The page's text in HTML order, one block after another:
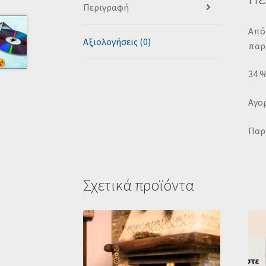
Περιγραφή
Αξιολογήσεις (0)
Από
34
Σχετικά προϊόντα